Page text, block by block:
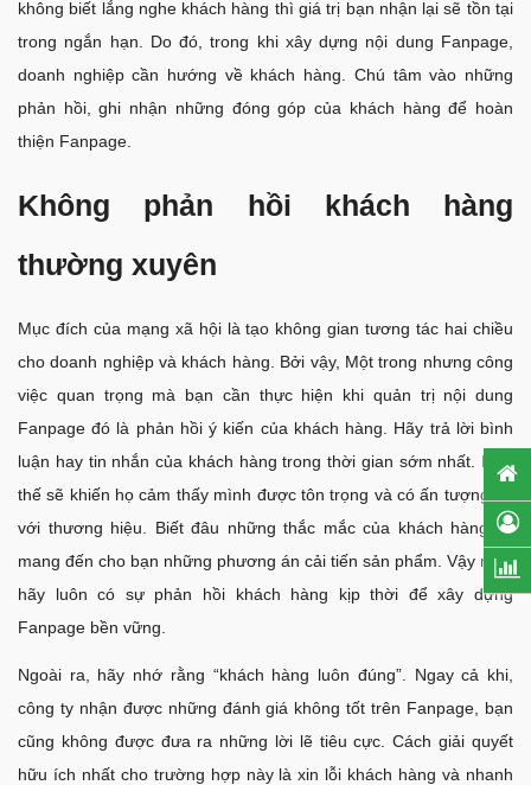
không biết lắng nghe khách hàng thì giá trị bạn nhận lại sẽ tồn tại
trong ngắn hạn. Do đó, trong khi xây dựng nội dung Fanpage,
doanh nghiệp cần hướng về khách hàng. Chú tâm vào những
phản hồi, ghi nhận những đóng góp của khách hàng để hoàn
thiện Fanpage.
Không phản hồi khách hàng
thường xuyên
Mục đích của mạng xã hội là tạo không gian tương tác hai chiều
cho doanh nghiệp và khách hàng. Bởi vậy, Một trong nhưng công
việc quan trọng mà bạn cần thực hiện khi quản trị nội dung
Fanpage đó là phản hồi ý kiến của khách hàng. Hãy trả lời bình
luận hay tin nhắn của khách hàng trong thời gian sớm nhất. Như
thế sẽ khiến họ cảm thấy mình được tôn trọng và có ấn tượng tốt
với thương hiệu. Biết đâu những thắc mắc của khách hàng lại
mang đến cho bạn những phương án cải tiến sản phẩm. Vậy nên,
hãy luôn có sự phản hồi khách hàng kịp thời để xây dựng
Fanpage bền vững.
Ngoài ra, hãy nhớ rằng “khách hàng luôn đúng”. Ngay cả khi,
công ty nhận được những đánh giá không tốt trên Fanpage, bạn
cũng không được đưa ra những lời lẽ tiêu cực. Cách giải quyết
hữu ích nhất cho trường hợp này là xin lỗi khách hàng và nhanh